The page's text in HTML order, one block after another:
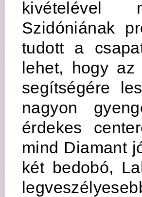
kivételével
Szidóniának
tudott a
lehet, hogy
segítségére
nagyon
érdekes
mind Diamant
két bedobó,